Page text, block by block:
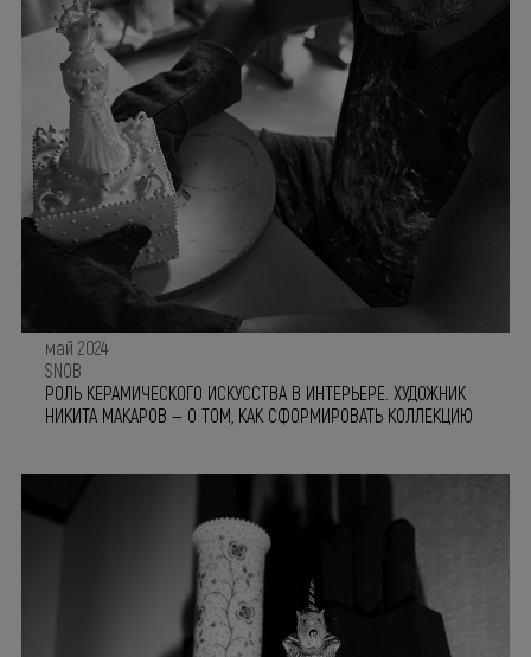
Скульптура/Керамика
Выставки
СМИ
Мастерская
Контакты
май 2024
SNOB
РОЛЬ КЕРАМИЧЕСКОГО ИСКУССТВА В ИНТЕРЬЕРЕ. ХУДОЖНИК
НИКИТА МАКАРОВ — О ТОМ, КАК СФОРМИРОВАТЬ КОЛЛЕКЦИЮ